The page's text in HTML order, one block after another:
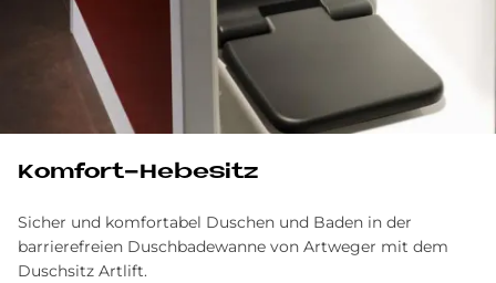
Kom­fort-He­be­sitz
Sicher und komfortabel Duschen und Baden in der
barrierefreien Duschbadewanne von Artweger mit dem
Duschsitz Artlift.